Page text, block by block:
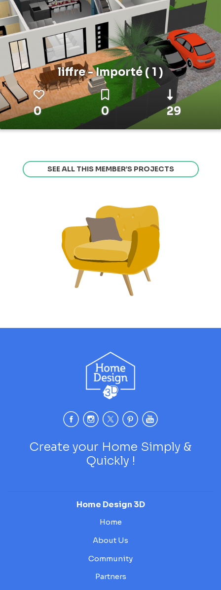
liffre - Importé ( 1 )
0 0 29
SEE ALL THIS MEMBER’S PROJECTS
Create your Home Simply &
Quickly !
Home Design 3D
Home
About Us
Community
Partners